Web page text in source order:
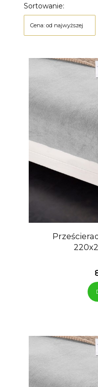
Lista produktów
Sortowanie:
Cena: od najwyższej